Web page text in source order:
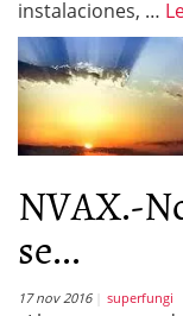
instalaciones, …
NVAX.-
se...
17 nov 2016 superfungi